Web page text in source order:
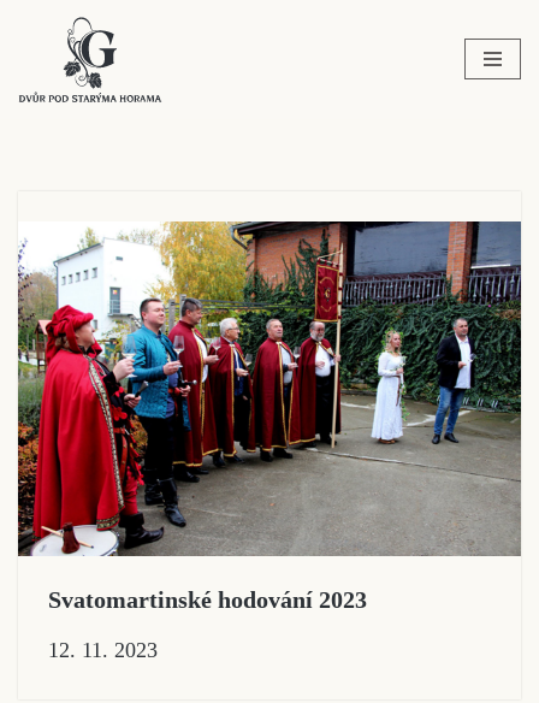
Přeskočit
na
Svatomartinské hodování 2023
12. 11. 2023